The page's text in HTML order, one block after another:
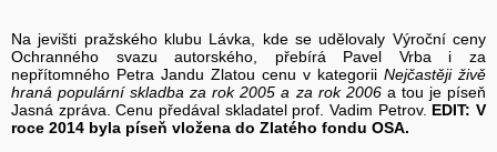
Na jevišti pražského klubu Lávka, kde se udělovaly Výroční ceny
Ochranného svazu autorského, přebírá Pavel Vrba i za
nepřítomného Petra Jandu Zlatou cenu v kategorii Nejčastěji živě
hraná populární skladba za rok 2005 a za rok 2006a tou je píseň
Jasná zpráva. Cenu předával skladatel prof. Vadim Petrov. EDIT: V
roce 2014 byla píseň vložena do Zlatého fondu OSA.